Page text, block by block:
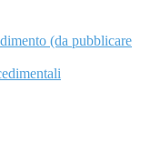
(da pubblicare